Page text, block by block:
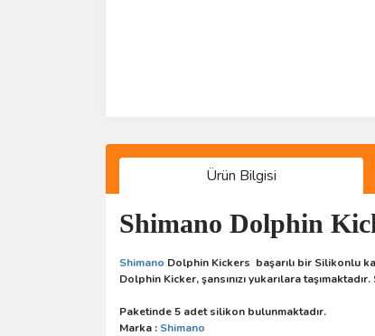
Ürün Bilgisi
Shimano Dolphin
Shimano Dolphin Kickers başarılı bir Silikonlu
Dolphin Kicker, şansınızı yukarılara
Paketinde 5 adet silikon bulunmaktadır.
Marka : Shimano